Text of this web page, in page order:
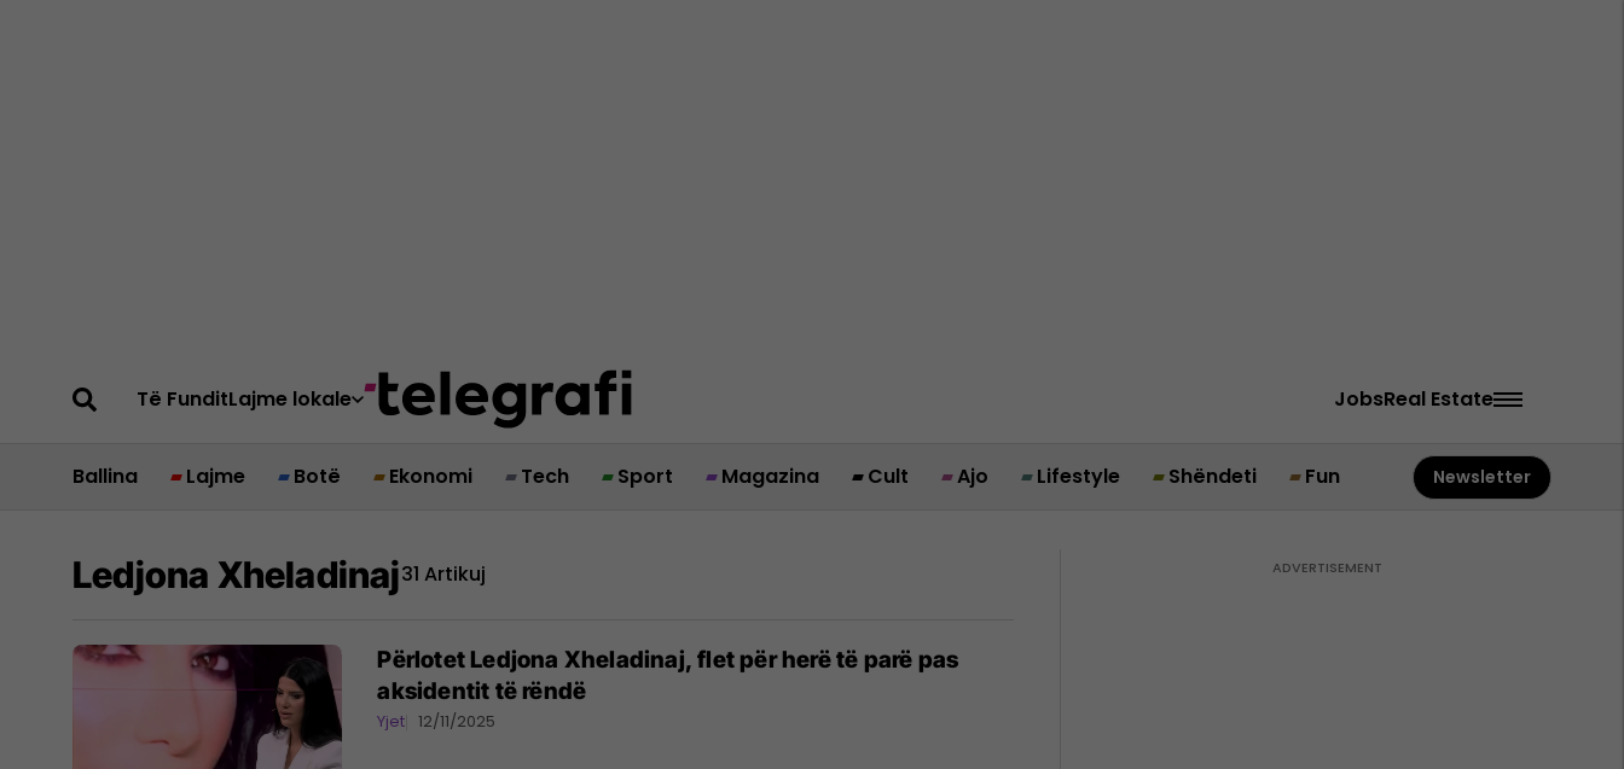
Të FunditLajme lokale JobsReal Estate
Ballina Lajme Botë Ekonomi Tech Sport Magazina Cult Ajo Lifestyle Shëndeti Fun Newsletter
Ledjona Xheladinaj31 Artikuj
Përlotet Ledjona Xheladinaj, flet për herë të parë pas
aksidentit të rëndë
Yjet 12/11/2025